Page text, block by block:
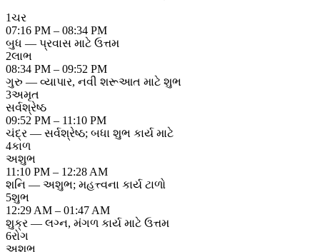
1ચર
07:16 PM – 08:34 PM
બુધ — પ્રવાસ માટે ઉત્તમ
2લાભ
08:34 PM – 09:52 PM
ગુરુ — વ્યાપાર, નવી શરૂઆત માટે શુભ
3અમૃત
સર્વશ્રેષ્ઠ
09:52 PM – 11:10 PM
ચંદ્ર — સર્વશ્રેષ્ઠ; બધા શુભ કાર્ય માટે
4કાળ
અશુભ
11:10 PM – 12:28 AM
શનિ — અશુભ; મહત્ત્વના કાર્ય ટાળો
5શુભ
12:29 AM – 01:47 AM
શુક્ર — લગ્ન, મંગળ કાર્ય માટે ઉત્તમ
6રોગ
અશુભ